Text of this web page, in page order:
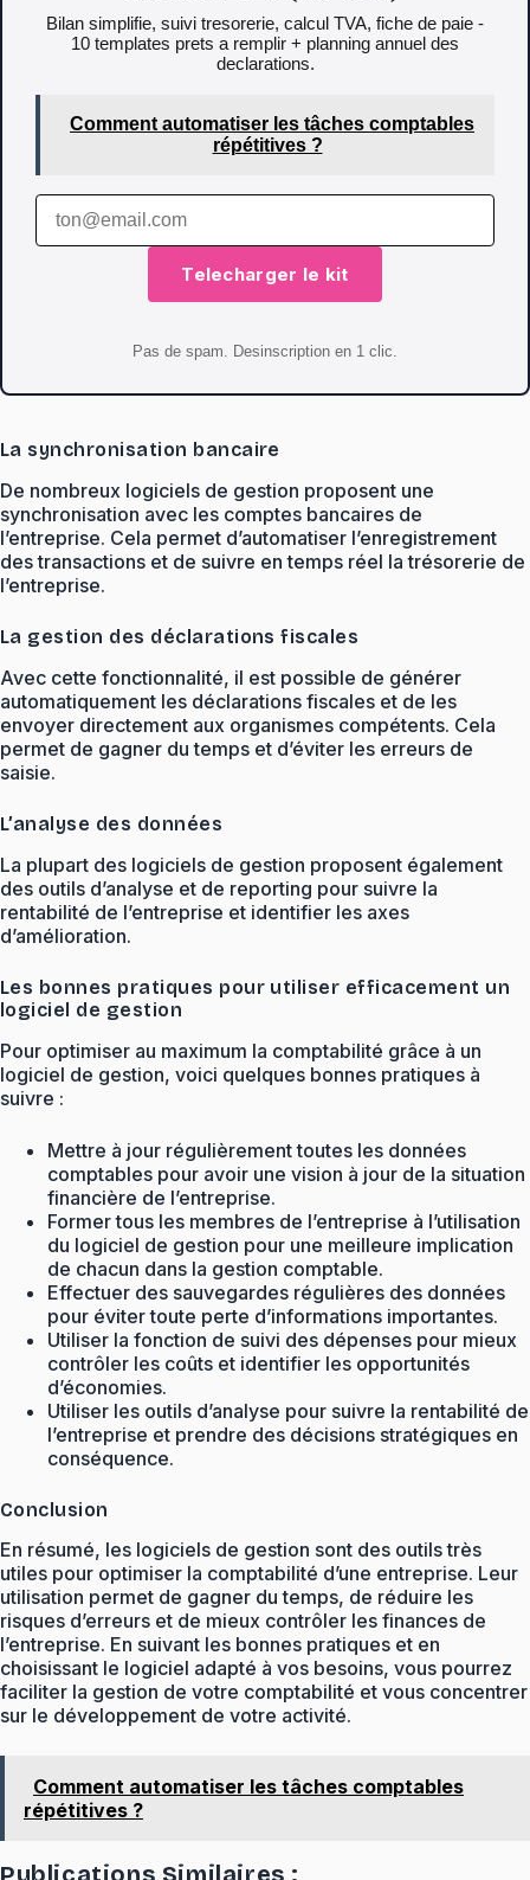
Bilan simplifie, suivi tresorerie, calcul TVA, fiche de paie -
10 templates prets a remplir + planning annuel des
declarations.
Comment automatiser les tâches comptables
répétitives ?
Telecharger le kit
Pas de spam. Desinscription en 1 clic.
La synchronisation bancaire
De nombreux logiciels de gestion proposent une
synchronisation avec les comptes bancaires de
l’entreprise. Cela permet d’automatiser l’enregistrement
des transactions et de suivre en temps réel la trésorerie de
l’entreprise.
La gestion des déclarations fiscales
Avec cette fonctionnalité, il est possible de générer
automatiquement les déclarations fiscales et de les
envoyer directement aux organismes compétents. Cela
permet de gagner du temps et d’éviter les erreurs de
saisie.
L’analyse des données
La plupart des logiciels de gestion proposent également
des outils d’analyse et de reporting pour suivre la
rentabilité de l’entreprise et identifier les axes
d’amélioration.
Les bonnes pratiques pour utiliser efficacement un
logiciel de gestion
Pour optimiser au maximum la comptabilité grâce à un
logiciel de gestion, voici quelques bonnes pratiques à
suivre :
Mettre à jour régulièrement toutes les données
comptables pour avoir une vision à jour de la situation
financière de l’entreprise.
Former tous les membres de l’entreprise à l’utilisation
du logiciel de gestion pour une meilleure implication
de chacun dans la gestion comptable.
Effectuer des sauvegardes régulières des données
pour éviter toute perte d’informations importantes.
Utiliser la fonction de suivi des dépenses pour mieux
contrôler les coûts et identifier les opportunités
d’économies.
Utiliser les outils d’analyse pour suivre la rentabilité de
l’entreprise et prendre des décisions stratégiques en
conséquence.
Conclusion
En résumé, les logiciels de gestion sont des outils très
utiles pour optimiser la comptabilité d’une entreprise. Leur
utilisation permet de gagner du temps, de réduire les
risques d’erreurs et de mieux contrôler les finances de
l’entreprise. En suivant les bonnes pratiques et en
choisissant le logiciel adapté à vos besoins, vous pourrez
faciliter la gestion de votre comptabilité et vous concentrer
sur le développement de votre activité.
Comment automatiser les tâches comptables
répétitives ?